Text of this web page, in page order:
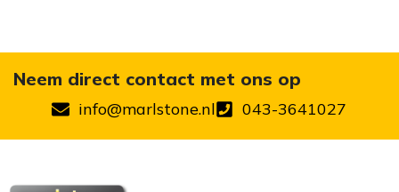
Neem direct contact met ons op
info@marlstone.nl 043-3641027